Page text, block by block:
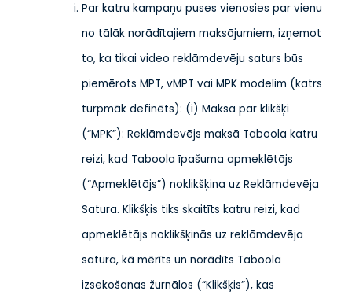
Par katru kampaņu puses vienosies par vienu
no tālāk norādītajiem maksājumiem, izņemot
to, ka tikai video reklāmdevēju saturs būs
piemērots MPT, vMPT vai MPK modelim (katrs
turpmāk definēts): (i) Maksa par klikšķi
(“MPK”): Reklāmdevējs maksā Taboola katru
reizi, kad Taboola īpašuma apmeklētājs
(“Apmeklētājs”) noklikšķina uz Reklāmdevēja
Satura. Klikšķis tiks skaitīts katru reizi, kad
apmeklētājs noklikšķinās uz reklāmdevēja
satura, kā mērīts un norādīts Taboola
izsekošanas žurnālos (“Klikšķis”), kas